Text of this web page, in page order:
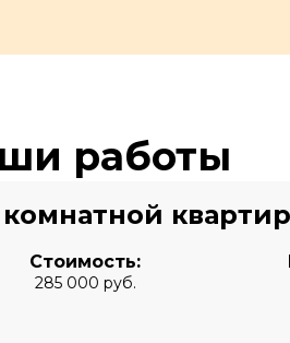
работы
Стоимость:
285 000 руб.